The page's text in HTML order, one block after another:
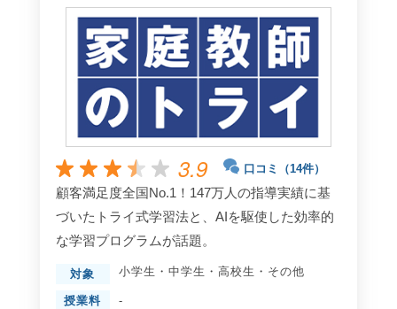
3.9 口コミ（14件）
顧客満足度全国No.1！147万人の指導実績に基
づいたトライ式学習法と、AIを駆使した効率的
な学習プログラムが話題。
対象 小学生 ・ 中学生 ・ 高校生 ・ その他
授業料 -